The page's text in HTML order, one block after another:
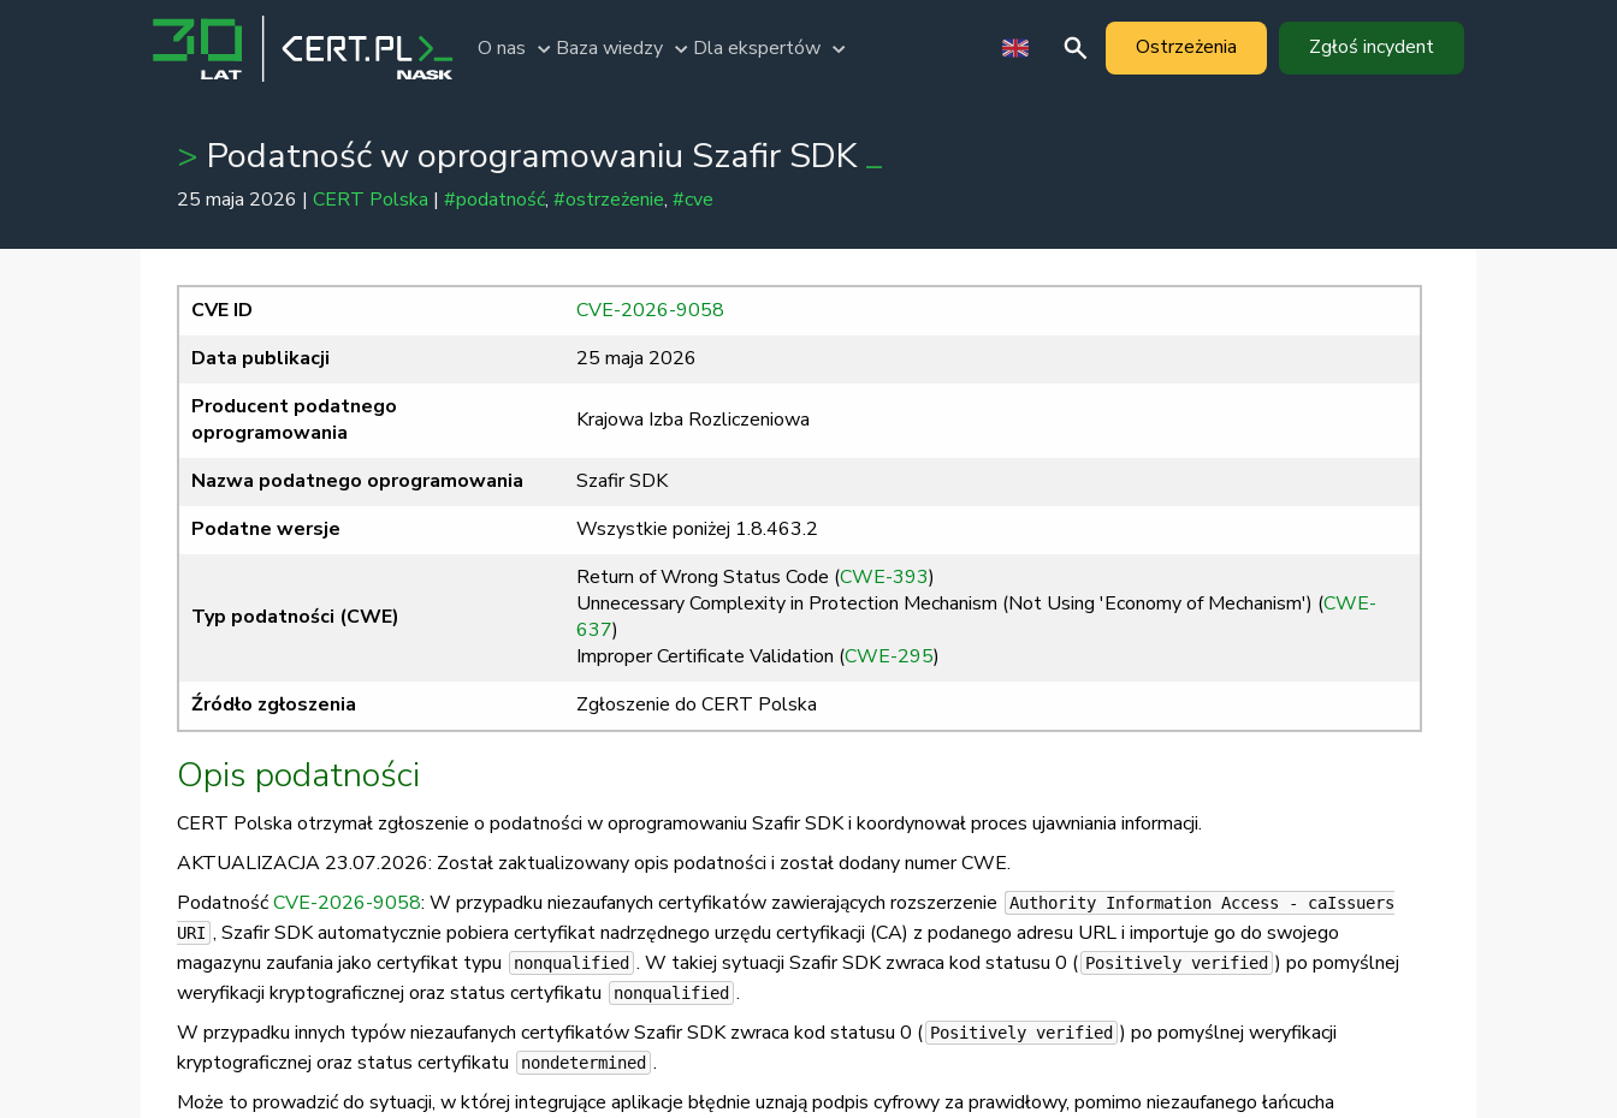
O nas Baza wiedzy Dla ekspertów Ostrzeżenia Zgłoś incydent
Podatność w oprogramowaniu Szafir SDK
25 maja 2026 | CERT Polska | #podatność, #ostrzeżenie, #cve
CVE ID
CVE-2026-9058
Data publikacji
25 maja 2026
Producent podatnego
oprogramowania
Krajowa Izba Rozliczeniowa
Nazwa podatnego oprogramowania
Szafir SDK
Podatne wersje
Wszystkie poniżej 1.8.463.2
Typ podatności (CWE)
Return of Wrong Status Code (CWE-393)
Unnecessary Complexity in Protection Mechanism (Not Using 'Economy of Mechanism') (CWE-
637)
Improper Certificate Validation (CWE-295)
Źródło zgłoszenia
Zgłoszenie do CERT Polska
Opis podatności
CERT Polska otrzymał zgłoszenie o podatności w oprogramowaniu Szafir SDK i koordynował proces ujawniania informacji.
AKTUALIZACJA 23.07.2026: Został zaktualizowany opis podatności i został dodany numer CWE.
PodatnośćCVE-2026-9058: W przypadku niezaufanych certyfikatów zawierających rozszerzenie
Authority Information Access - caIssuers
URI , Szafir SDK automatycznie pobiera certyfikat nadrzędnego urzędu certyfikacji (CA) z podanego adresu URL i importuje go do swojego
magazynu zaufania jako certyfikat typu
nonqualified . W takiej sytuacji Szafir SDK zwraca kod statusu 0 ( Positively verified ) po pomyślnej
weryfikacji kryptograficznej oraz status certyfikatu
nonqualified .
W przypadku innych typów niezaufanych certyfikatów Szafir SDK zwraca kod statusu 0 ( Positively verified ) po pomyślnej weryfikacji
kryptograficznej oraz status certyfikatu
nondetermined .
Może to prowadzić do sytuacji, w której integrujące aplikacje błędnie uznają podpis cyfrowy za prawidłowy, pomimo niezaufanego łańcucha